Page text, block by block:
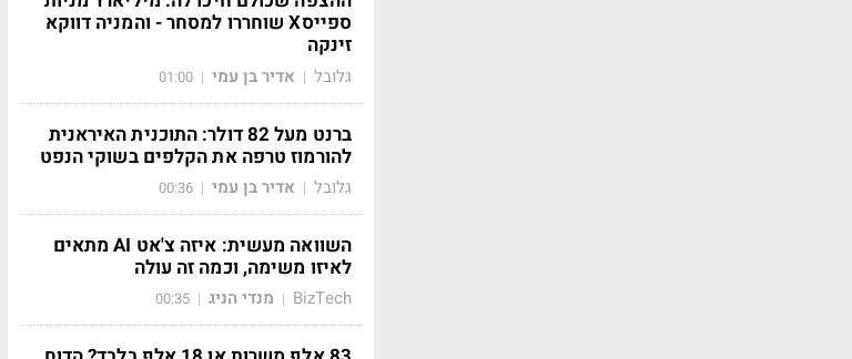
ספייסX שוחררו למסחר - והמניה דווקא
זינקה
גלובל | אדיר בן עמי |
01:00
ברנט מעל 82 דולר: התוכנית האיראנית
להורמוז טרפה את הקלפים בשוקי הנפט
גלובל | אדיר בן עמי |
00:36
השוואה מעשית: איזה צ'אט AI מתאים
לאיזו משימה, וכמה זה עולה
BizTech
| מנדי הניג |
00:35